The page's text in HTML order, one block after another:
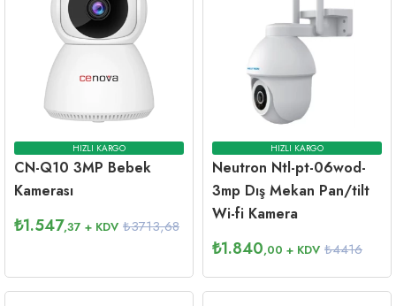
HIZLI KARGO
CN-Q10 3MP Bebek
Kamerası
₺1.547,37 + KDV ₺3713,68
HIZLI KARGO
Neutron Ntl-pt-06wod-
3mp Dış Mekan Pan/tilt
Wi-fi Kamera
₺1.840,00 + KDV ₺4416